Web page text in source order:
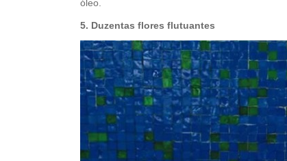
óleo.
5. Duzentas flores flutuantes